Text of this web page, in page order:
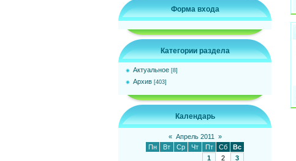
Форма входа
Категории раздела
Актуальное [8]
Архив [403]
Календарь
« Апрель 2011
»
Пн
Вт Ср Чт Пт Сб
Вс
1
2
3